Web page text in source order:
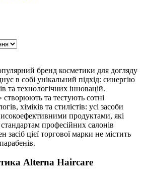
бренд косметики для догляду
в собі унікальний підхід: синергію
та технологічних інновацій.
та тестують сотні
хіміків та стилістів: усі засоби
продуктами, які
професійних салонів
цієї торгової марки не містить
Alterna Haircare